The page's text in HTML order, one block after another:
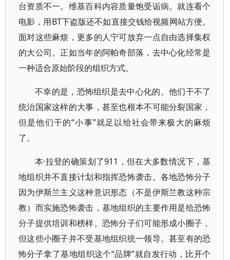
台资质不一。维基百科内容质量饱受诟病。就连看个
电影，用BT下盗版还不如直接交钱给视频网站方便。
面对这些麻烦，更多的人宁可放弃一点自由选择集权
的大公司。正如当年的阿帕奇部落，去中心化经常是
一种适合原始阶段的组织方式。
不幸的是，恐怖组织是去中心化的。他们干不了
统治国家这样的大事，甚至也根本不可能分裂国家，
但是他们干的“小事”就足以给社会带来极大的麻烦
了。
本·拉登的确策划了911，但在大多数情况下，基
地组织并不直接计划和指挥恐怖袭击。各地恐怖分子
因为伊斯兰主义这种意识形态（不是伊斯兰教这种宗
教）而实施恐怖袭击，基地组织的主要作用是给恐怖
分子提供培训和榜样。恐怖分子们可能形成小圈子，
但这些小圈子并不受基地组织统一领导。甚至有的恐
怖分子拿了基地组织这个“品牌”就自发行动，比开个